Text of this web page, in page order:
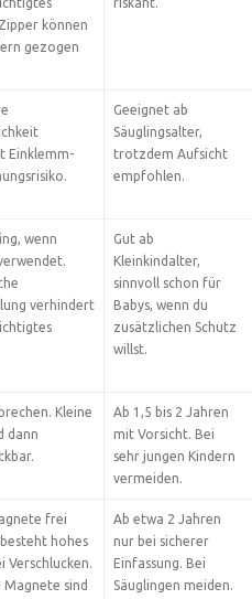
können
gezogen
Einklemm-
Geeignet ab
Säuglingsalter,
trotzdem Aufsicht
empfohlen.
wenn
verhindert
Gut ab
Kleinkindalter,
sinnvoll schon für
Babys, wenn du
zusätzlichen Schutz
willst.
Kleine
dann
Ab 1,5 bis 2 Jahren
mit Vorsicht. Bei
sehr jungen Kindern
vermeiden.
frei
hohes
Verschlucken.
sind
Ab etwa 2 Jahren
nur bei sicherer
Einfassung. Bei
Säuglingen meiden.